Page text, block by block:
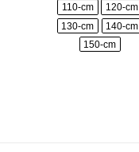
110-cm
120-cm
130-cm
140-cm
150-cm